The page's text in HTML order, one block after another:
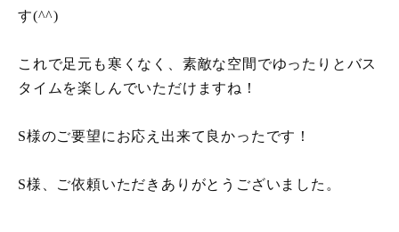
す(^^)
これで足元も寒くなく、素敵な空間でゆったりとバス
タイムを楽しんでいただけますね！
S様のご要望にお応え出来て良かったです！
S様、ご依頼いただきありがとうございました。